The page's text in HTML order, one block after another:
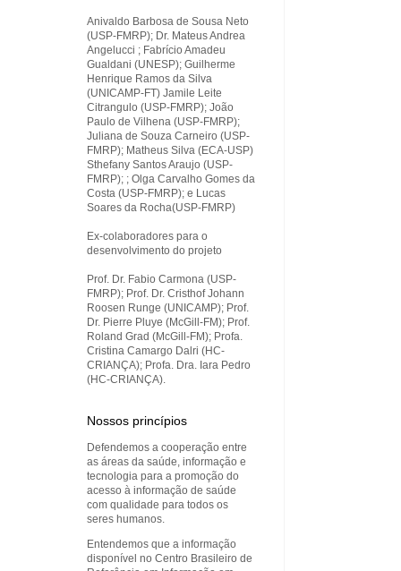
Anivaldo Barbosa de Sousa Neto
(USP-FMRP); Dr. Mateus Andrea
Angelucci ; Fabrício Amadeu
Gualdani (UNESP); Guilherme
Henrique Ramos da Silva
(UNICAMP-FT) Jamile Leite
Citrangulo (USP-FMRP); João
Paulo de Vilhena (USP-FMRP);
Juliana de Souza Carneiro (USP-
FMRP); Matheus Silva (ECA-USP)
Sthefany Santos Araujo (USP-
FMRP); ; Olga Carvalho Gomes da
Costa (USP-FMRP); e Lucas
Soares da Rocha(USP-FMRP)
Ex-colaboradores para o
desenvolvimento do projeto
Prof. Dr. Fabio Carmona (USP-
FMRP); Prof. Dr. Cristhof Johann
Roosen Runge (UNICAMP); Prof.
Dr. Pierre Pluye (McGill-FM); Prof.
Roland Grad (McGill-FM); Profa.
Cristina Camargo Dalri (HC-
CRIANÇA); Profa. Dra. Iara Pedro
(HC-CRIANÇA).
Nossos princípios
Defendemos a cooperação entre
as áreas da saúde, informação e
tecnologia para a promoção do
acesso à informação de saúde
com qualidade para todos os
seres humanos.
Entendemos que a informação
disponível no Centro Brasileiro de